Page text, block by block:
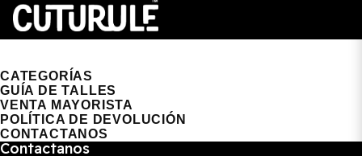
CATEGORÍAS
GUÍA DE TALLES
VENTA MAYORISTA
POLÍTICA DE DEVOLUCIÓN
CONTACTANOS
Contactanos